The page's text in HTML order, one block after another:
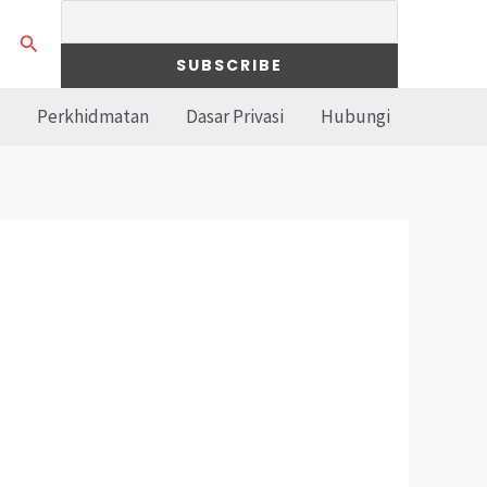
Search
Perkhidmatan Dasar Privasi Hubungi